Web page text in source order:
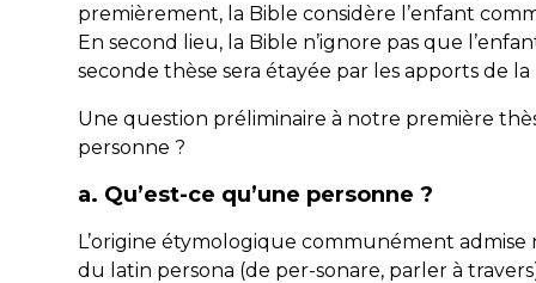
premièrement, la Bible considère l’enfant
En second lieu, la Bible n’ignore pas que
seconde thèse sera étayée par les apports de
Une question préliminaire à notre première
personne ?
a. Qu’est-ce qu’une personne ?
L’origine étymologique communément
du latin persona (de per-sonare, parler à